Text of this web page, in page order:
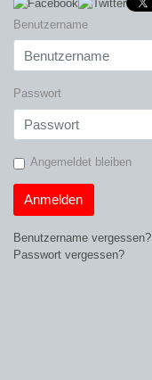
Benutzername
Passwort
Angemeldet bleiben
Anmelden
Benutzername vergessen?
Passwort vergessen?